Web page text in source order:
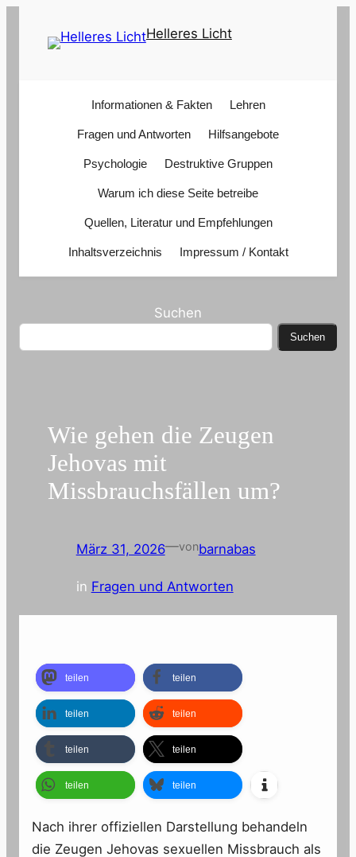
Helleres Licht
Informationen & Fakten Lehren
Fragen und Antworten Hilfsangebote
Psychologie Destruktive Gruppen
Warum ich diese Seite betreibe
Quellen, Literatur und Empfehlungen
Inhaltsverzeichnis Impressum / Kontakt
Suchen
Suchen
Wie gehen die Zeugen
Jehovas mit
Missbrauchsfällen um?
März 31, 2026—vonbarnabas
in Fragen und Antworten
teilen teilen
teilen teilen
teilen teilen
teilen teilen
Nach ihrer offiziellen Darstellung behandeln
die Zeugen Jehovas sexuellen Missbrauch als